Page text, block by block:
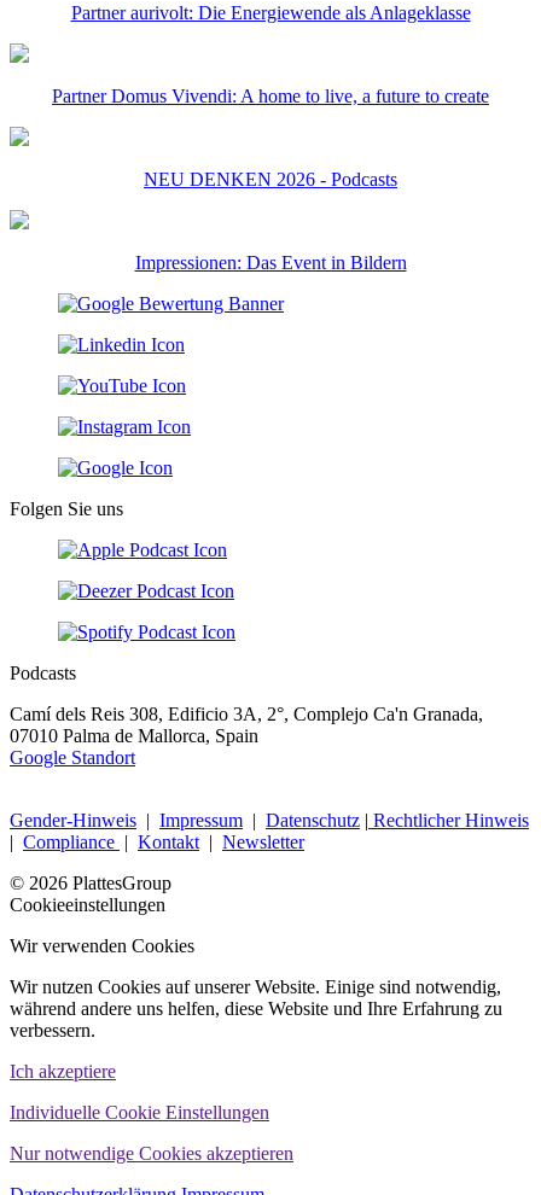
Partner aurivolt: Die Energiewende als Anlageklasse
Partner Domus Vivendi: A home to live, a future to create
NEU DENKEN 2026 - Podcasts
Impressionen: Das Event in Bildern
Folgen Sie uns
Podcasts
Camí dels Reis 308, Edificio 3A, 2°, Complejo Ca'n Granada,
07010 Palma de Mallorca, Spain
Google Standort
Gender-Hinweis | Impressum | Datenschutz | Rechtlicher Hinweis
| Compliance | Kontakt | Newsletter
© 2026 PlattesGroup
Cookieeinstellungen
Wir verwenden Cookies
Wir nutzen Cookies auf unserer Website. Einige sind notwendig,
während andere uns helfen, diese Website und Ihre Erfahrung zu
verbessern.
Ich akzeptiere
Individuelle Cookie Einstellungen
Nur notwendige Cookies akzeptieren